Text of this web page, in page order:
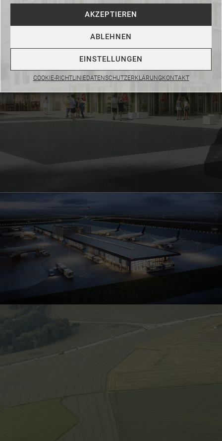
AKZEPTIEREN
ABLEHNEN
EINSTELLUNGEN
COOKIE-RICHTLINIEDATENSCHUTZERKLÄRUNGKONTAKT